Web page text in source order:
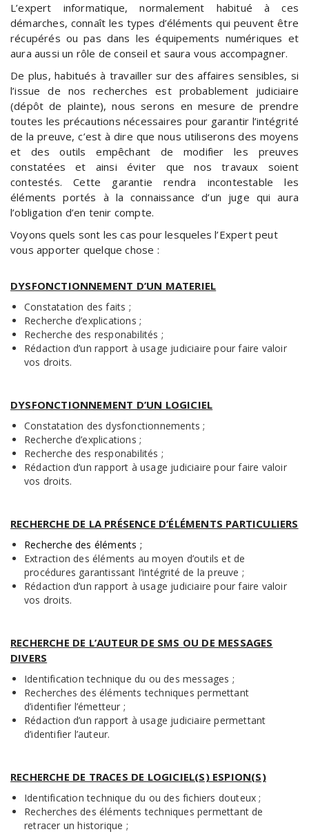
L’expert informatique, normalement habitué à ces
démarches, connaît les types d’éléments qui peuvent être
récupérés ou pas dans les équipements numériques et
aura aussi un rôle de conseil et saura vous accompagner.
De plus, habitués à travailler sur des affaires sensibles, si
l’issue de nos recherches est probablement judiciaire
(dépôt de plainte), nous serons en mesure de prendre
toutes les précautions nécessaires pour garantir l’intégrité
de la preuve, c’est à dire que nous utiliserons des moyens
et des outils empêchant de modifier les preuves
constatées et ainsi éviter que nos travaux soient
contestés. Cette garantie rendra incontestable les
éléments portés à la connaissance d’un juge qui aura
l’obligation d’en tenir compte.
Voyons quels sont les cas pour lesqueles l’Expert peut
vous apporter quelque chose :
DYSFONCTIONNEMENT D’UN MATERIEL
Constatation des faits ;
Recherche d’explications ;
Recherche des responabilités ;
Rédaction d’un rapport à usage judiciaire pour faire valoir
vos droits.
DYSFONCTIONNEMENT D’UN LOGICIEL
Constatation des dysfonctionnements ;
Recherche d’explications ;
Recherche des responabilités ;
Rédaction d’un rapport à usage judiciaire pour faire valoir
vos droits.
RECHERCHE DE LA PRÉSENCE D’ÉLÉMENTS PARTICULIERS
Recherche des éléments ;
Extraction des éléments au moyen d’outils et de
procédures garantissant l’intégrité de la preuve ;
Rédaction d’un rapport à usage judiciaire pour faire valoir
vos droits.
RECHERCHE DE L’AUTEUR DE SMS OU DE MESSAGES
DIVERS
Identification technique du ou des messages ;
Recherches des éléments techniques permettant
d’identifier l’émetteur ;
Rédaction d’un rapport à usage judiciaire permettant
d’identifier l’auteur.
RECHERCHE DE TRACES DE LOGICIEL(S) ESPION(S)
Identification technique du ou des fichiers douteux ;
Recherches des éléments techniques permettant de
retracer un historique ;